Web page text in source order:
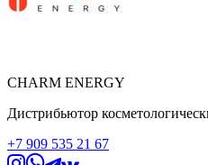
CHARM ENERGY
Дистрибьютор
+7 909 535 21 67